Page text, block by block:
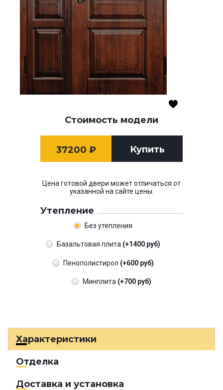
Стоимость модели
37200 ₽ Купить
Цена готовой двери может отличаться от
указанной на сайте цены.
Утепление
Без утепления
Базальтовая плита (+1400 руб)
Пенополистирол (+600 руб)
Минплита (+700 руб)
Характеристики
Отделка
Доставка и установка